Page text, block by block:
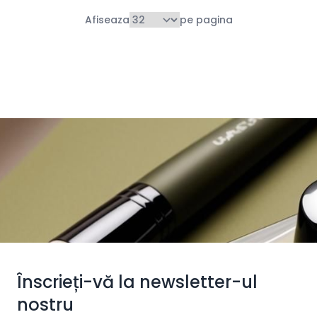
Afiseaza pe pagina
Înscrieți-vă la newsletter-ul
nostru